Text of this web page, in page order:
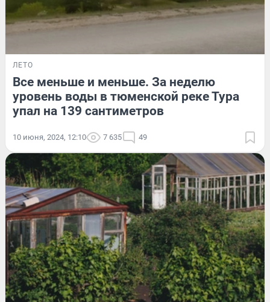
ЛЕТО
Все меньше и меньше. За неделю
уровень воды в тюменской реке Тура
упал на 139 сантиметров
10 июня, 2024, 12:10 7 635 49